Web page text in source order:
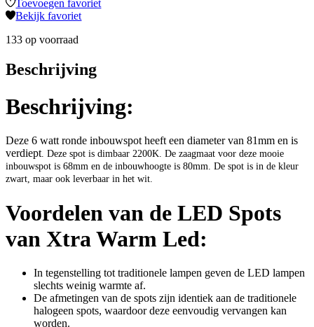
Toevoegen favoriet
Bekijk favoriet
133 op voorraad
Beschrijving
Beschrijving:
Deze 6 watt ronde inbouwspot heeft een diameter van 81mm en is
verdiept. Deze spot is dimbaar 2200K. De zaagmaat voor deze mooie
inbouwspot is 68mm en de inbouwhoogte is 80mm. De spot is in de kleur
zwart, maar ook leverbaar in het wit.
Voordelen van de LED Spots
van Xtra Warm Led:
In tegenstelling tot traditionele lampen geven de LED lampen
slechts weinig warmte af.
De afmetingen van de spots zijn identiek aan de traditionele
halogeen spots, waardoor deze eenvoudig vervangen kan
worden.